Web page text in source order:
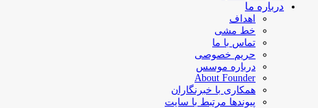
درباره ما
اهداف
خط مشی
تماس با ما
حریم خصوصی
درباره موسس
About Founder
همکاری با خبرنگاران
پیوندها مرتبط با سایت